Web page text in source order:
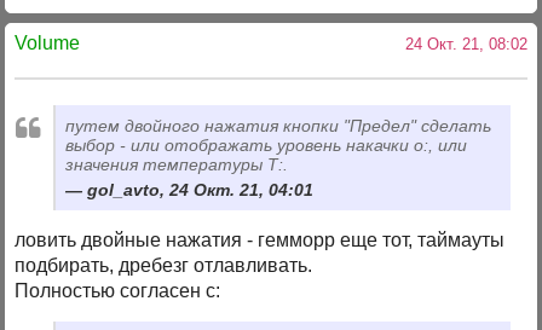
Volume 24 Окт. 21, 08:02
путем двойного нажатия кнопки "Предел" сделать
выбор - или отображать уровень накачки о:, или
значения температуры Т:.
gol_avto, 24 Окт. 21, 04:01
ловить двойные нажатия - гемморр еще тот, таймауты
подбирать, дребезг отлавливать.
Полностью согласен с: